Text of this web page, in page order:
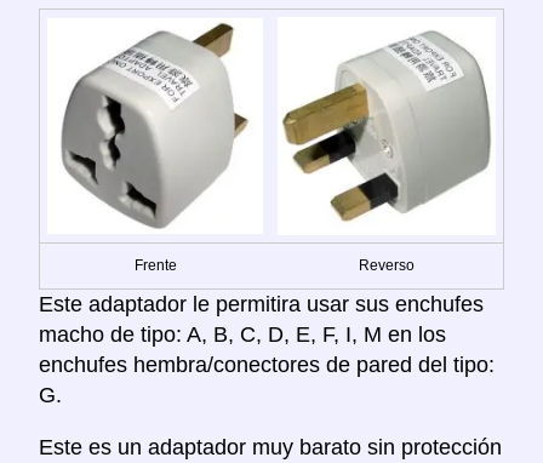
Frente Reverso
Este adaptador le permitira usar sus enchufes
macho de tipo: A, B, C, D, E, F, I, M en los
enchufes hembra/conectores de pared del tipo:
G.
Este es un adaptador muy barato sin protección